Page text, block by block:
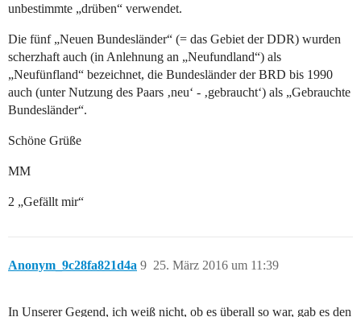
unbestimmte „drüben“ verwendet.
Die fünf „Neuen Bundesländer“ (= das Gebiet der DDR) wurden
scherzhaft auch (in Anlehnung an „Neufundland“) als
„Neufünfland“ bezeichnet, die Bundesländer der BRD bis 1990
auch (unter Nutzung des Paars ‚neu‘ - ‚gebraucht‘) als „Gebrauchte
Bundesländer“.
Schöne Grüße
MM
2 „Gefällt mir“
Anonym_9c28fa821d4a 25. März 2016 um 11:39
9
In Unserer Gegend, ich weiß nicht, ob es überall so war, gab es den